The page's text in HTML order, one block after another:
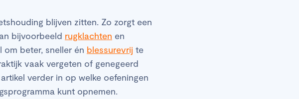
blijven zitten. Zo zorgt een
bijvoorbeeld rugklachten en
beter, sneller én blessurevrij te
vaak vergeten of genegeerd
verder in op welke oefeningen
kunt opnemen.